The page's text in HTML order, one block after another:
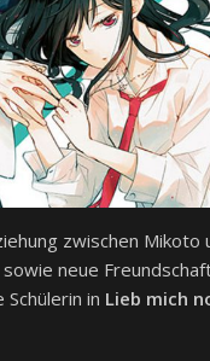
zwischen Mikoto
sowie neue
in Lieb mich